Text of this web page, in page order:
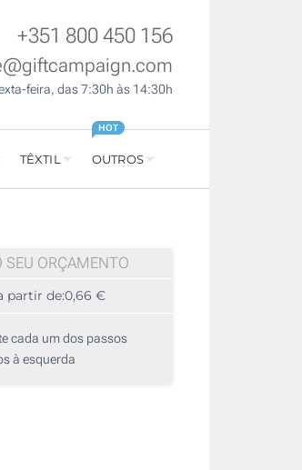
+351 800 450 156
feira, das 7:30h às 14:30h
TÊXTIL OUTROS
HOT
SEU ORÇAMENTO
partir de:0,66 €
cada um dos passos
à esquerda